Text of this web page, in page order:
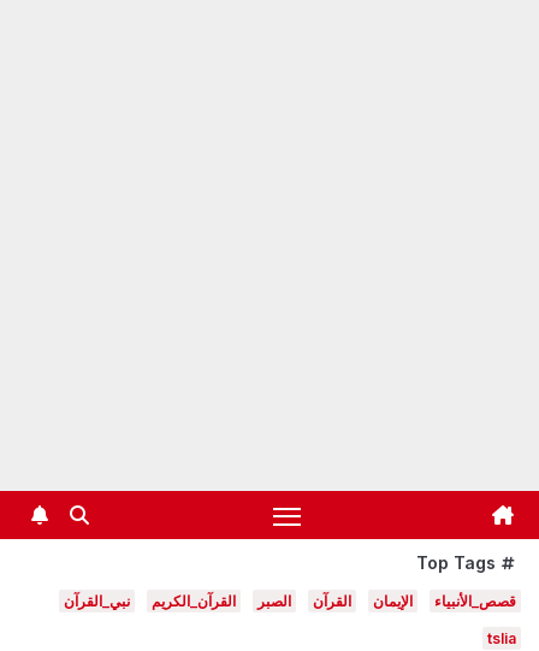
Top Tags
قصص_الأنبياء الإيمان القرآن الصبر القرآن_الكريم نبي_القرآن
tslia